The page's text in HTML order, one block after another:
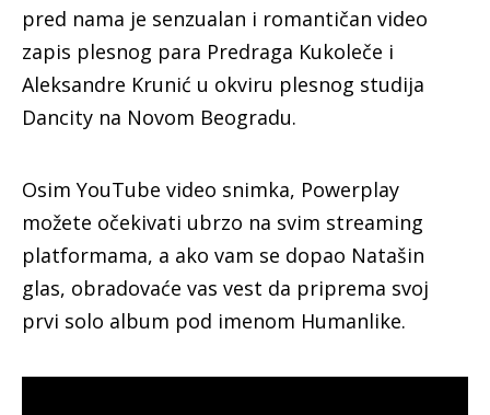
pred nama je senzualan i romantičan video
zapis plesnog para Predraga Kukoleče i
Aleksandre Krunić u okviru plesnog studija
Dancity na Novom Beogradu.
Osim YouTube video snimka, Powerplay
možete očekivati ubrzo na svim streaming
platformama, a ako vam se dopao Natašin
glas, obradovaće vas vest da priprema svoj
prvi solo album pod imenom Humanlike.